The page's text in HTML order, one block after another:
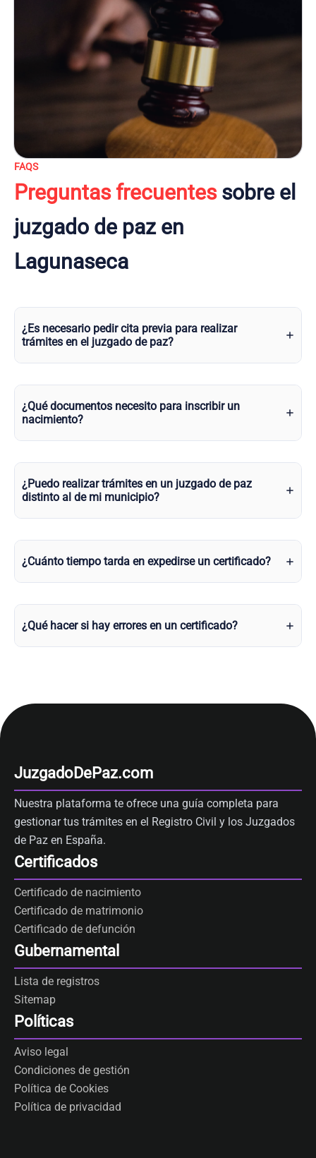
FAQS
Preguntas frecuentessobre el
juzgado de paz en
Lagunaseca
¿Es necesario pedir cita previa para realizar
trámites en el juzgado de paz?
¿Qué documentos necesito para inscribir un
nacimiento?
¿Puedo realizar trámites en un juzgado de paz
distinto al de mi municipio?
¿Cuánto tiempo tarda en expedirse un certificado?
¿Qué hacer si hay errores en un certificado?
JuzgadoDePaz.com
Nuestra plataforma te ofrece una guía completa para
gestionar tus trámites en el Registro Civil y los Juzgados
de Paz en España.
Certificados
Certificado de nacimiento
Certificado de matrimonio
Certificado de defunción
Gubernamental
Lista de registros
Sitemap
Políticas
Aviso legal
Condiciones de gestión
Política de Cookies
Política de privacidad